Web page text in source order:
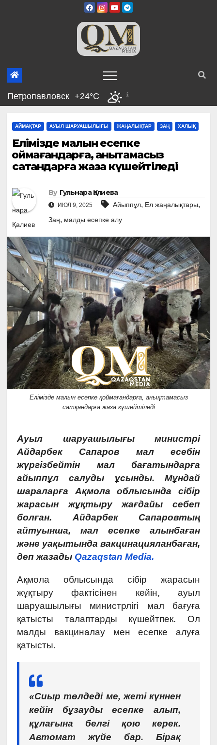
Петропавловск +24°C
АЙМАҚТАР АУЫЛ ШАРУАШЫЛЫҒЫ ЖАҢАЛЫҚТАР ЗАҢ ХАЛЫҚ
Елімізде малын есепке
қоймағандарға, анықтамасыз
сатқандарға жаза күшейтіледі
By Гульнара Қалиева
ИЮЛ 9, 2025 Айыппұл, Ел жаңалықтары,
Заң, малды есепке алу
Елімізде малын есепке қоймағандарға, анықтамасыз
сатқандарға жаза күшейтіледі
Ауыл шаруашылығы министрі
Айдарбек Сапаров мал есебін
жүргізбейтін мал бағатындарға
айыппұл салуды ұсынды. Мұндай
шараларға Ақмола облысында сібір
жарасын жұқтыру жағдайы себеп
болған. Айдарбек Сапаровтың
айтуынша, мал есепке алынбаған
және уақытында вакцинацияланбаған,
деп жазады Qazaqstan Media.
Ақмола облысында сібір жарасын
жұқтыру фактісінен кейін, ауыл
шаруашылығы министрлігі мал бағуға
қатысты талаптарды күшейтпек. Ол
малды вакциналау мен есепке алуға
қатысты.
«Сиыр төлдеді ме, жеті күннен
кейін бұзауды есепке алып,
құлағына белгі қою керек.
Автомат жүйе бар. Бірақ